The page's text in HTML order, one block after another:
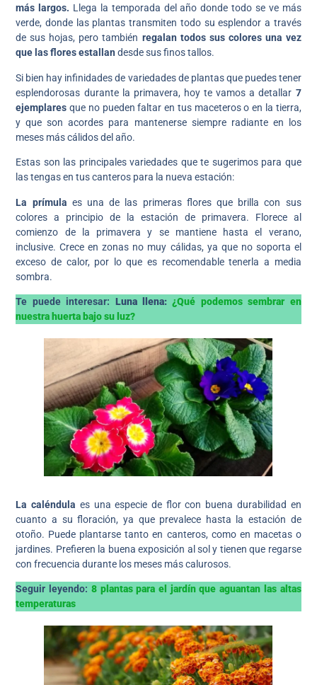
más largos. Llega la temporada del año donde todo se ve más
verde, donde las plantas transmiten todo su esplendor a través
de sus hojas, pero también regalan todos sus colores una vez
que las flores estallandesde sus finos tallos.
Si bien hay infinidades de variedades de plantas que puedes tener
esplendorosas durante la primavera, hoy te vamos a detallar 7
ejemplares que no pueden faltar en tus maceteros o en la tierra,
y que son acordes para mantenerse siempre radiante en los
meses más cálidos del año.
Estas son las principales variedades que te sugerimos para que
las tengas en tus canteros para la nueva estación:
La prímula es una de las primeras flores que brilla con sus
colores a principio de la estación de primavera. Florece al
comienzo de la primavera y se mantiene hasta el verano,
inclusive. Crece en zonas no muy cálidas, ya que no soporta el
exceso de calor, por lo que es recomendable tenerla a media
sombra.
Te puede interesar: Luna llena: ¿Qué podemos sembrar en
nuestra huerta bajo su luz?
La caléndula es una especie de flor con buena durabilidad en
cuanto a su floración, ya que prevalece hasta la estación de
otoño. Puede plantarse tanto en canteros, como en macetas o
jardines. Prefieren la buena exposición al sol y tienen que regarse
con frecuencia durante los meses más calurosos.
Seguir leyendo: 8 plantas para el jardín que aguantan las altas
temperaturas